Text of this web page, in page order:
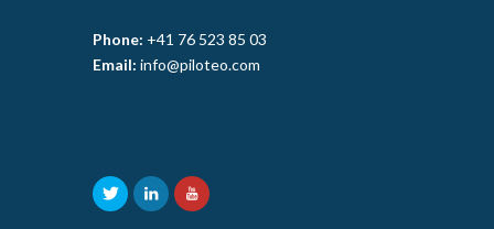
Phone: +41 76 523 85 03
Email: info@piloteo.com